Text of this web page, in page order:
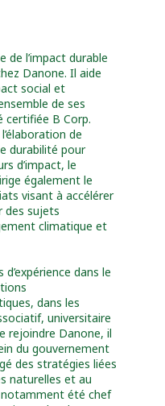
de l’impact durable
Danone. Il aide
social et
de ses
B Corp.
de
durabilité pour
d’impact, le
également le
visant à accélérer
des sujets
climatique et
dans le
dans les
universitaire
rejoindre Danone, il
du gouvernement
des stratégies liées
naturelles et au
été chef